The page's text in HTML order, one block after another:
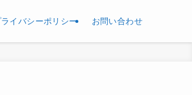
ライバシーポリシー お問い合わせ